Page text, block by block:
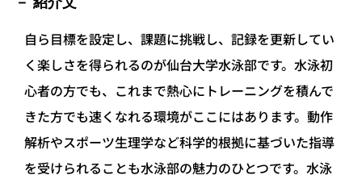
自ら目標を設定し、課題に挑戦し、記録を更新してい
く楽しさを得られるのが仙台大学水泳部です。水泳初
心者の方でも、これまで熱心にトレーニングを積んで
きた方でも速くなれる環境がここにはあります。動作
解析やスポーツ生理学など科学的根拠に基づいた指導
を受けられることも水泳部の魅力のひとつです。水泳